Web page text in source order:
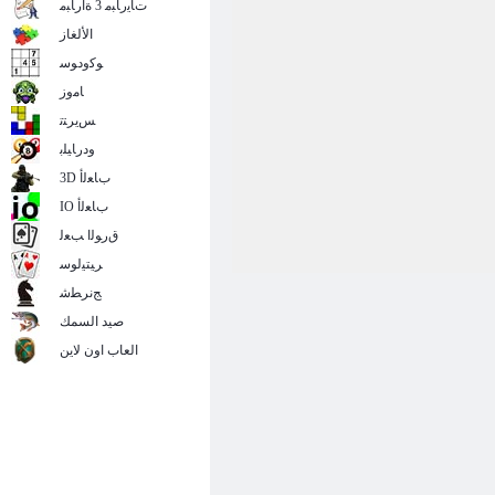
ﺕﺎﻳﺭﺎﺒﻣ 3 ﺓﺍﺭﺎﺒﻣ
الألغاز
ﻮﻛﻭﺩﻮﺳ
ﺎﻣﻭﺯ
ﺲﻳﺮﺘﺗ
ﻭﺩﺭﺎﻴﻠﺑ
3D ﺏﺎﻌﻟﺃ
IO ﺏﺎﻌﻟﺃ
ﻕﺭﻮﻟﺍ ﺐﻌﻟ
ﺮﻴﺘﻴﻟﻮﺳ
ﺞﻧﺮﻄﺷ
صيد السمك
العاب اون لاين